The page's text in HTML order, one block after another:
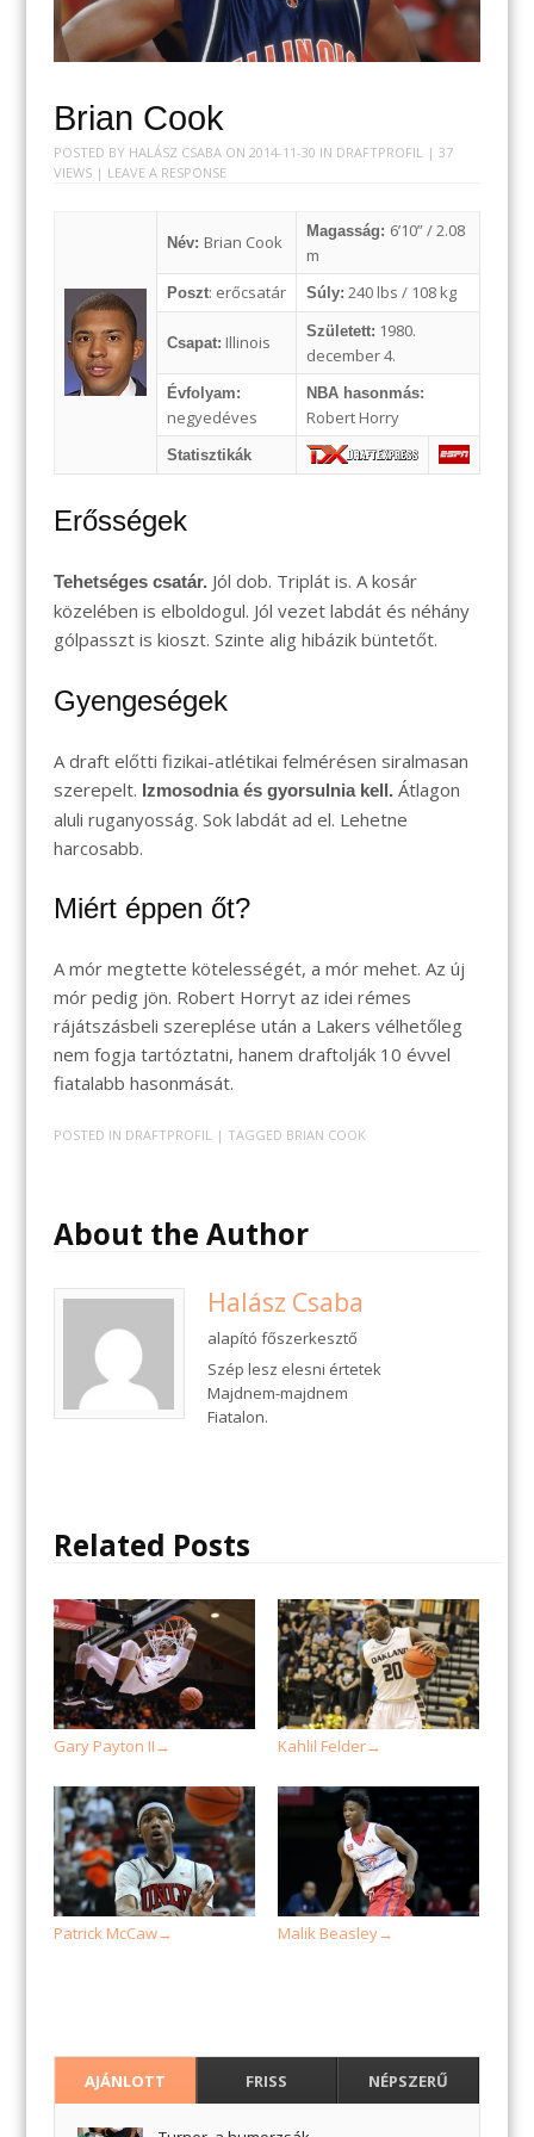
Brian Cook
POSTED BY HALÁSZ CSABAON 2014-11-30 IN DRAFTPROFIL| 37
VIEWS | LEAVE A RESPONSE
Név: Brian Cook
Magasság: 6’10” / 2.08
m
Poszt: erőcsatár Súly: 240 lbs / 108 kg
Csapat: Illinois
Született: 1980.
december 4.
Évfolyam:
negyedéves
NBA hasonmás:
Robert Horry
Statisztikák
Erősségek
Tehetséges csatár.Jól dob. Triplát is. A kosár
közelében is elboldogul. Jól vezet labdát és néhány
gólpasszt is kioszt. Szinte alig hibázik büntetőt.
Gyengeségek
A draft előtti fizikai-atlétikai felmérésen siralmasan
szerepelt. Izmosodnia és gyorsulnia kell.Átlagon
aluli ruganyosság. Sok labdát ad el. Lehetne
harcosabb.
Miért éppen őt?
A mór megtette kötelességét, a mór mehet. Az új
mór pedig jön. Robert Horryt az idei rémes
rájátszásbeli szereplése után a Lakers vélhetőleg
nem fogja tartóztatni, hanem draftolják 10 évvel
fiatalabb hasonmását.
POSTED IN DRAFTPROFIL | TAGGED BRIAN COOK
About the Author
Halász Csaba
alapító főszerkesztő
Szép lesz elesni értetek
Majdnem-majdnem
Fiatalon.
Related Posts
Gary Payton II → Kahlil Felder→
Patrick McCaw→ Malik Beasley→
AJÁNLOTT FRISS NÉPSZERŰ